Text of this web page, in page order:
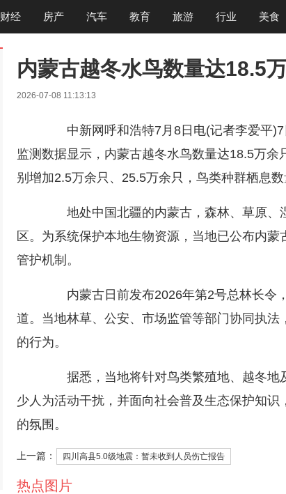
财经 房产 汽车 教育 旅游 行业 美食
内蒙古越冬水鸟数量达18.5
2026-07-08 11:13:13
中新网呼和浩特7月8日电(记者李爱平)7
监测数据显示，内蒙古越冬水鸟数量达18.5万
别增加2.5万余只、25.5万余只，鸟类种群栖息
地处中国北疆的内蒙古，森林、草原、
区。为系统保护本地生物资源，当地已公布内
管护机制。
内蒙古日前发布2026年第2号总林长令
道。当地林草、公安、市场监管等部门协同执
的行为。
据悉，当地将针对鸟类繁殖地、越冬地
少人为活动干扰，并面向社会普及生态保护知
的氛围。
上一篇： 四川高县5.0级地震：暂未收到人员伤亡报告
热点图片